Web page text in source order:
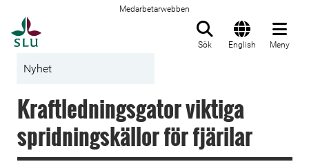
Medarbetarwebben
Sök English Meny
Nyhet
Kraftledningsgator viktiga
spridningskällor för fjärilar